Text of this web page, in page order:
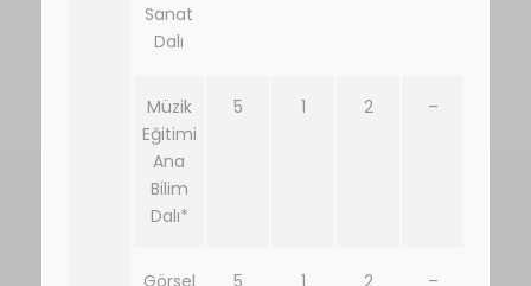
Sanat
Dalı
Müzik
Eğitimi
Ana
Bilim
Dalı*
5 1 2 –
Görsel
5 1 2 –